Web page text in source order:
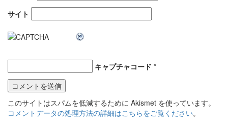
サイト
キャプチャコード *
このサイトはスパムを低減するために Akismet を使っています。
コメントデータの処理方法の詳細はこちらをご覧ください。